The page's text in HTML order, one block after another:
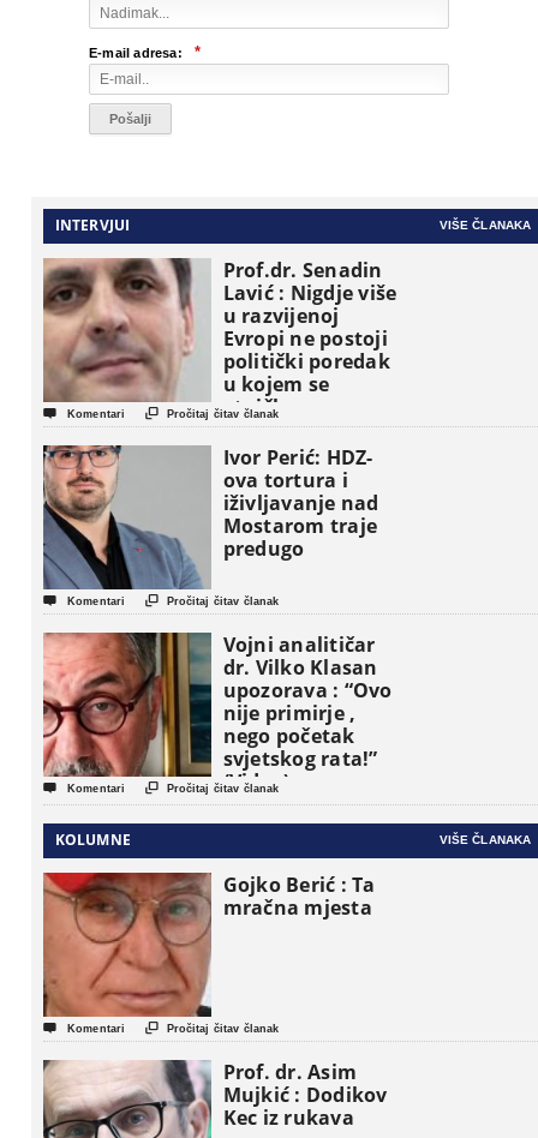
E-mail adresa: *
INTERVJUI VIŠE ČLANAKA
Prof.dr. Senadin
Lavić : Nigdje više
u razvijenoj
Evropi ne postoji
politički poredak
u kojem se
etničke grupe
pojavljuju kao
osnovne
političke jedinice
 Komentari  Pročitaj čitav članak
Ivor Perić: HDZ-
ova tortura i
iživljavanje nad
Mostarom traje
predugo
 Komentari  Pročitaj čitav članak
Vojni analitičar
dr. Vilko Klasan
upozorava : “Ovo
nije primirje ,
nego početak
svjetskog rata!”
(Video)
 Komentari  Pročitaj čitav članak
KOLUMNE VIŠE ČLANAKA
Gojko Berić : Ta
mračna mjesta
 Komentari  Pročitaj čitav članak
Prof. dr. Asim
Mujkić : Dodikov
Kec iz rukava